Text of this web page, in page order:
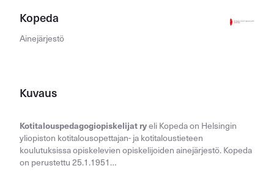
Kopeda
Ainejärjestö
Kuvaus
Kotitalouspedagogiopiskelijat ryeli Kopeda on Helsingin
yliopiston kotitalousopettajan- ja kotitaloustieteen
koulutuksissa opiskelevien opiskelijoiden ainejärjestö. Kopeda
on perustettu 25.1.1951…